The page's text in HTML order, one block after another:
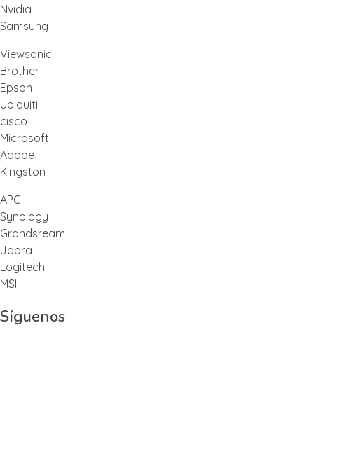
Nvidia
Samsung
Viewsonic
Brother
Epson
Ubiquiti
cisco
Microsoft
Adobe
Kingston
APC
Synology
Grandsream
Jabra
Logitech
MSI
Síguenos